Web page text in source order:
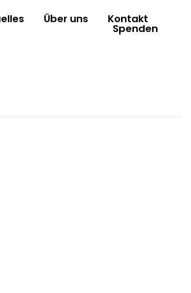
Über uns Kontakt
Spenden